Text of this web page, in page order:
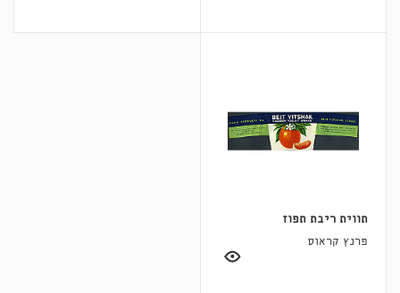
תווית ריבת תפוז
פרנץ קראוס